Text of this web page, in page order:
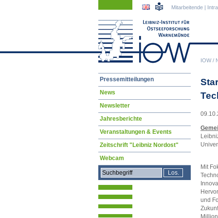
IOW/
Mitarbeitende |
Mit
und
Navigation
Pressemitteilungen
News
Newsletter
Jahresberichte
Veranstaltungen & Events
Zeitschrift "Leibniz Nordost"
Webcam